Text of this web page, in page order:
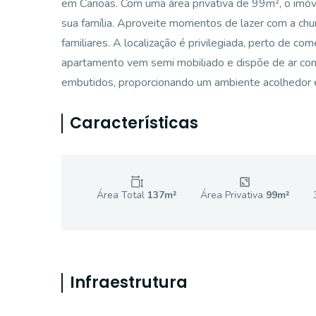
em Canoas. Com uma área privativa de 99m², o
sua família. Aproveite momentos de lazer com a
familiares. A localização é privilegiada, perto de
apartamento vem semi mobiliado e dispõe de ar
embutidos, proporcionando um ambiente
Características
Área Total 137m² Área Privativa 99m²
Infraestrutura